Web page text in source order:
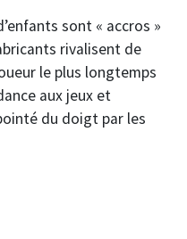
sont « accros »
rivalisent de
le plus longtemps
aux jeux et
du doigt par les